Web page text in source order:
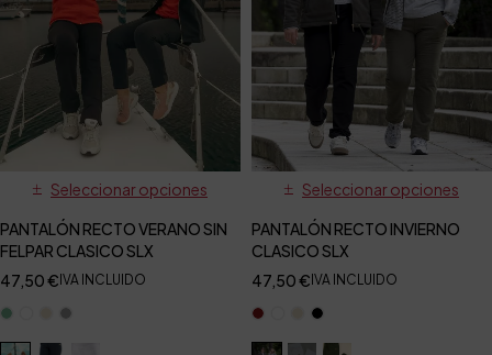
Seleccionar opciones
PANTALÓN RECTO VERANO SIN
FELPAR CLASICO SLX
47,50€ IVA INCLUIDO
Seleccionar opciones
PANTALÓN RECTO INVIERNO
CLASICO SLX
47,50€ IVA INCLUIDO